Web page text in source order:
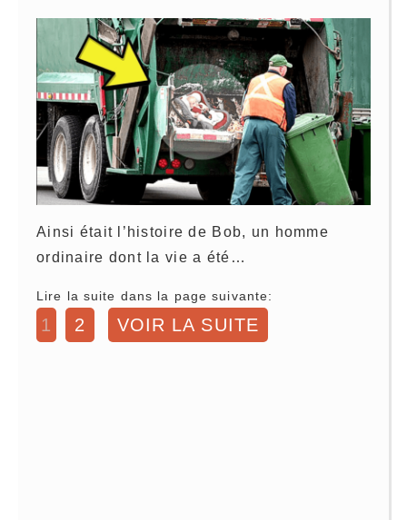
Ainsi était l’histoire de Bob, un homme
ordinaire dont la vie a été…
Lire la suite dans la page suivante:
1 2 VOIR LA SUITE